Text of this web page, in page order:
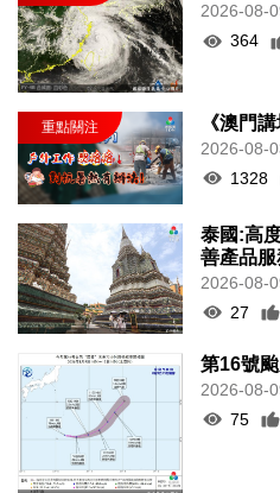
2026-08-
364
《澳門
2026-08-
1328
泰國:高
善產品服
2026-08-
27
第16號
2026-08-
75